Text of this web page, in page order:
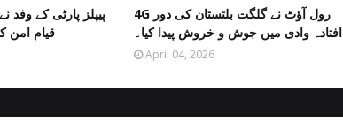
پیپلز پارٹی کے وفد
قیام امن
4G رول آؤٹ نے گلگت بلتستان کی دور
افتادہ وادی میں جوش و خروش پیدا کیا۔
April 04, 2026